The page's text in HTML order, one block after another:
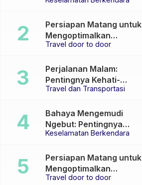
Travel door to door
Persiapan Matang untuk
Mengoptimalkan
Pengalaman Travel
Travel dan Transportasi
Perjalanan Malam:
Pentingnya Kehati-
hatian dan Pemilihan
Keselamatan Berkendara
Bahaya Mengemudi
Ngebut: Pentingnya
Keselamatan di Jalan
Travel door to door
Persiapan Matang untuk
Mengoptimalkan
Pengalaman Travel